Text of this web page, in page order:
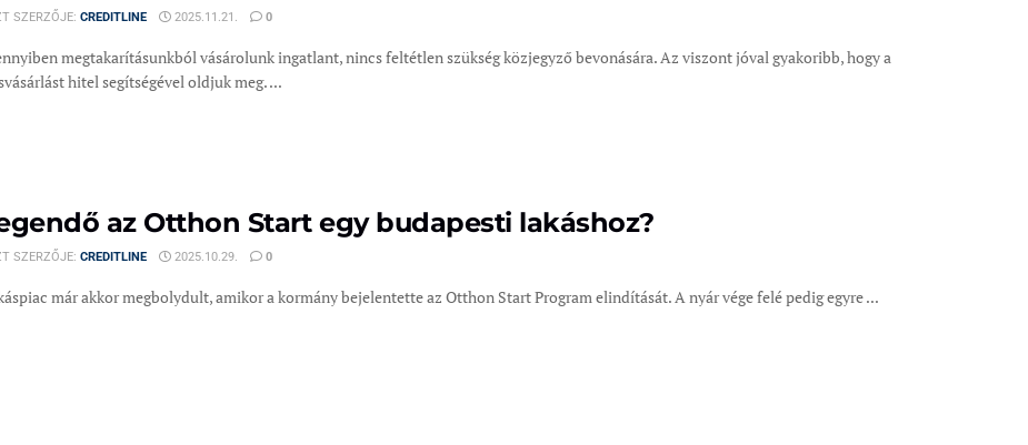
SZERZŐJE: CREDITLINE 2025.11.21. 0
megtakarításunkból vásárolunk ingatlant, nincs feltétlen szükség közjegyző bevonására. Az viszont jóval gyakoribb, hogy a
hitel segítségével oldjuk meg. ...
az Otthon Start egy budapesti lakáshoz?
SZERZŐJE: CREDITLINE 2025.10.29. 0
már akkor megbolydult, amikor a kormány bejelentette az Otthon Start Program elindítását. A nyár vége felé pedig egyre ...